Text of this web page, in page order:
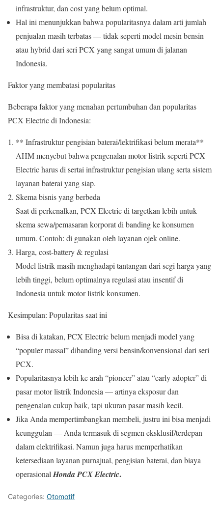
infrastruktur, dan cost yang belum optimal.
Hal ini menunjukkan bahwa popularitasnya dalam arti jumlah
penjualan masih terbatas — tidak seperti model mesin bensin
atau hybrid dari seri PCX yang sangat umum di jalanan
Indonesia.
Faktor yang membatasi popularitas
Beberapa faktor yang menahan pertumbuhan dan popularitas
PCX Electric di Indonesia:
** Infrastruktur pengisian baterai/lektrifikasi belum merata**
AHM menyebut bahwa pengenalan motor listrik seperti PCX
Electric harus di sertai infrastruktur pengisian ulang serta sistem
layanan baterai yang siap.
Skema bisnis yang berbeda
Saat di perkenalkan, PCX Electric di targetkan lebih untuk
skema sewa/pemasaran korporat di banding ke konsumen
umum. Contoh: di gunakan oleh layanan ojek online.
Harga, cost-battery & regulasi
Model listrik masih menghadapi tantangan dari segi harga yang
lebih tinggi, belum optimalnya regulasi atau insentif di
Indonesia untuk motor listrik konsumen.
Kesimpulan: Popularitas saat ini
Bisa di katakan, PCX Electric belum menjadi model yang
“populer massal” dibanding versi bensin/konvensional dari seri
PCX.
Popularitasnya lebih ke arah “pioneer” atau “early adopter” di
pasar motor listrik Indonesia — artinya eksposur dan
pengenalan cukup baik, tapi ukuran pasar masih kecil.
Jika Anda mempertimbangkan membeli, justru ini bisa menjadi
keunggulan — Anda termasuk di segmen eksklusif/terdepan
dalam elektrifikasi. Namun juga harus memperhatikan
ketersediaan layanan purnajual, pengisian baterai, dan biaya
operasional Honda PCX Electric.
Categories: Otomotif